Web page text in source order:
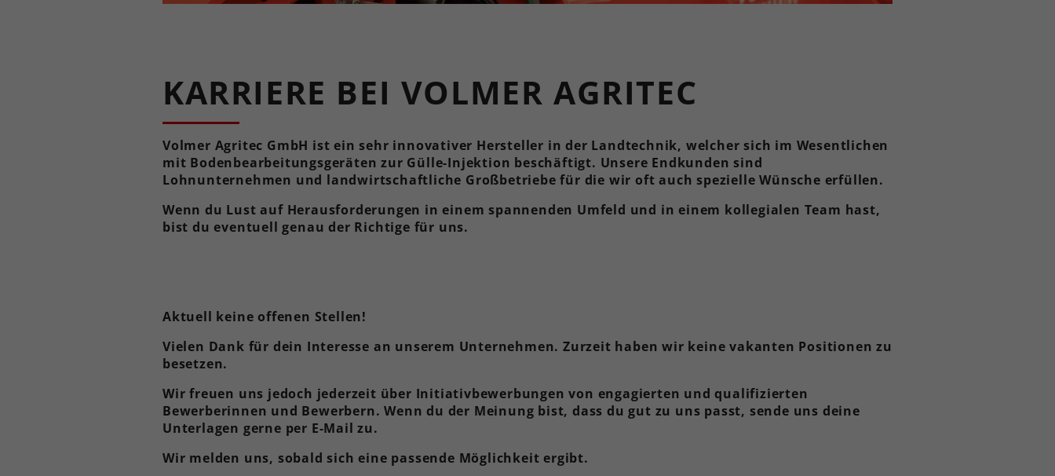
KARRIERE BEI VOLMER AGRITEC
Volmer Agritec GmbH ist ein sehr innovativer Hersteller in der Landtechnik, welcher sich im Wesentlichen
mit Bodenbearbeitungsgeräten zur Gülle-Injektion beschäftigt. Unsere Endkunden sind
Lohnunternehmen und landwirtschaftliche Großbetriebe für die wir oft auch spezielle Wünsche erfüllen.
Wenn du Lust auf Herausforderungen in einem spannenden Umfeld und in einem kollegialen Team hast,
bist du eventuell genau der Richtige für uns.
Aktuell keine offenen Stellen!
Vielen Dank für dein Interesse an unserem Unternehmen. Zurzeit haben wir keine vakanten Positionen zu
besetzen.
Wir freuen uns jedoch jederzeit über Initiativbewerbungen von engagierten und qualifizierten
Bewerberinnen und Bewerbern. Wenn du der Meinung bist, dass du gut zu uns passt, sende uns deine
Unterlagen gerne per E-Mail zu.
Wir melden uns, sobald sich eine passende Möglichkeit ergibt.